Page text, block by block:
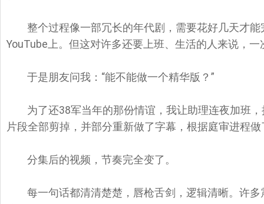
整个过程像一部冗长的年代剧，需要花好几天才
YouTube上。但这对许多还要上班、生活的人来说，
于是朋友问我：“能不能做一个精华版？”
为了还38军当年的那份情谊，我让助理连夜加班
片段全部剪掉，并部分重新做了字幕，根据庭审进程
分集后的视频，节奏完全变了。
每一句话都清清楚楚，唇枪舌剑，逻辑清晰。许